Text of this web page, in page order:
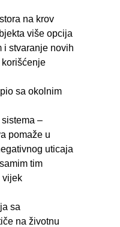
na krov
više opcija
i stvaranje novih
sa okolnim
–
pomaže u
uticaja
tim
vijek
sa
na životnu